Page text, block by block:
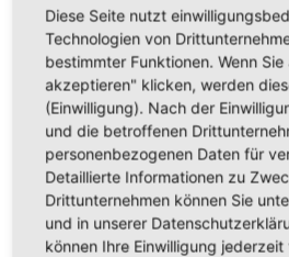
Geschichtlicher
Die Flagge von Mali wurde am 1.
eingeführt, nachdem das Land 1960
von Frankreich erlangt hatte. Zuvor
Föderation von Mali, die aus
hatte eine etwas andere Flagge.
goldenen Streifen ein Kanaga-
Zeichen der Dogon, abgebildet.
entfernt, nachdem Bedenken wegen
Diese Seite nutzt
Technologien von
bestimmter Funktionen. Wenn
akzeptieren" klicken, werden
(Einwilligung). Nach der
und die betroffenen
personenbezogenen Daten für
Detaillierte Informationen zu
Drittunternehmen können Sie
und in unserer
können Ihre Einwilligung